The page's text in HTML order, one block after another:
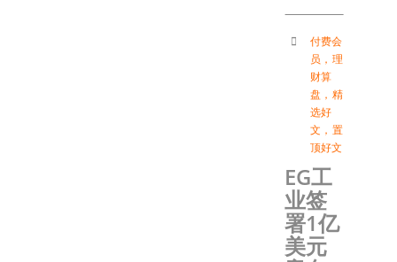
付费会
员 ， 理
财算
盘 ， 精
选好
文 ， 置
顶好文
EG工
业签
署1亿
美元